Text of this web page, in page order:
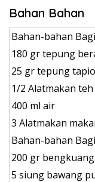
Bahan Bahan
Bahan-bahan
180 gr tepung
25 gr tepung
1/2 Alatmakan
400 ml air
3 Alatmakan
Bahan-bahan
200 gr
5 siung bawang